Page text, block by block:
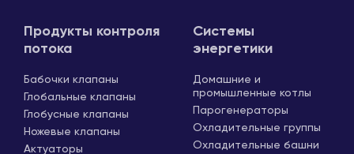
Продукты контроля
потока
Бабочки клапаны
Глобальные клапаны
Глобусные клапаны
Ножевые клапаны
Актуаторы
Системы
энергетики
Домашние и
промышленные котлы
Парогенераторы
Охладительные группы
Охладительные башни